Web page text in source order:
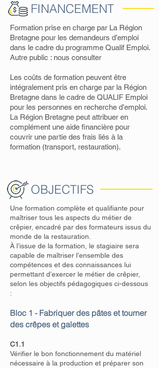
FINANCEMENT
Formation prise en charge par La Région
Bretagne pour les demandeurs d’emploi
dans le cadre du programme Qualif Emploi.
Autre public : nous consulter
Les coûts de formation peuvent être
intégralement pris en charge par la Région
Bretagne dans le cadre de QUALIF Emploi
pour les personnes en recherche d’emploi.
La Région Bretagne peut attribuer en
complément une aide financière pour
couvrir une partie des frais liés à la
formation (transport, restauration).
OBJECTIFS
Une formation complète et qualifiante pour
maîtriser tous les aspects du métier de
crêpier, encadré par des formateurs issus du
monde de la restauration.
À l’issue de la formation, le stagiaire sera
capable de maîtriser l’ensemble des
compétences et des connaissances lui
permettant d’exercer le métier de crêpier,
selon les objectifs pédagogiques ci-dessous
:
Bloc 1 - Fabriquer des pâtes et tourner
des crêpes et galettes
C1.1
Vérifier le bon fonctionnement du matériel
nécessaire à la production et préparer son